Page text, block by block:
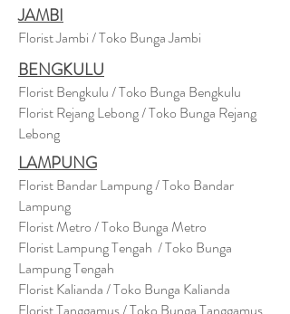
JAMBI
Florist Jambi / Toko Bunga Jambi
BENGKULU
Florist Bengkulu / Toko Bunga Bengkulu
Florist Rejang Lebong / Toko Bunga Rejang
Lebong
LAMPUNG
Florist Bandar Lampung / Toko Bandar
Lampung
Florist Metro / Toko Bunga Metro
Florist Lampung Tengah / Toko Bunga
Lampung Tengah
Florist Kalianda / Toko Bunga Kalianda